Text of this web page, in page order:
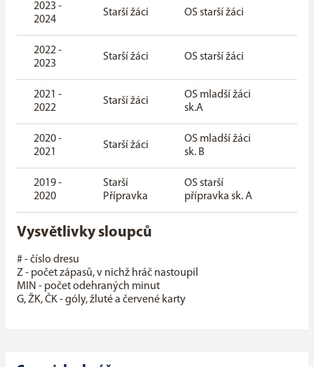
2023 -
2024
Starší žáci OS starší žáci
2022 -
2023
Starší žáci OS starší žáci
2021 -
2022
Starší žáci
OS mladší žáci
sk.A
2020 -
2021
Starší žáci
OS mladší žáci
sk. B
2019 -
2020
Starší
Přípravka
OS starší
přípravka sk. A
Vysvětlivky sloupců
# - číslo dresu
Z - počet zápasů, v nichž hráč nastoupil
MIN - počet odehraných minut
G, ŽK, ČK - góly, žluté a červené karty